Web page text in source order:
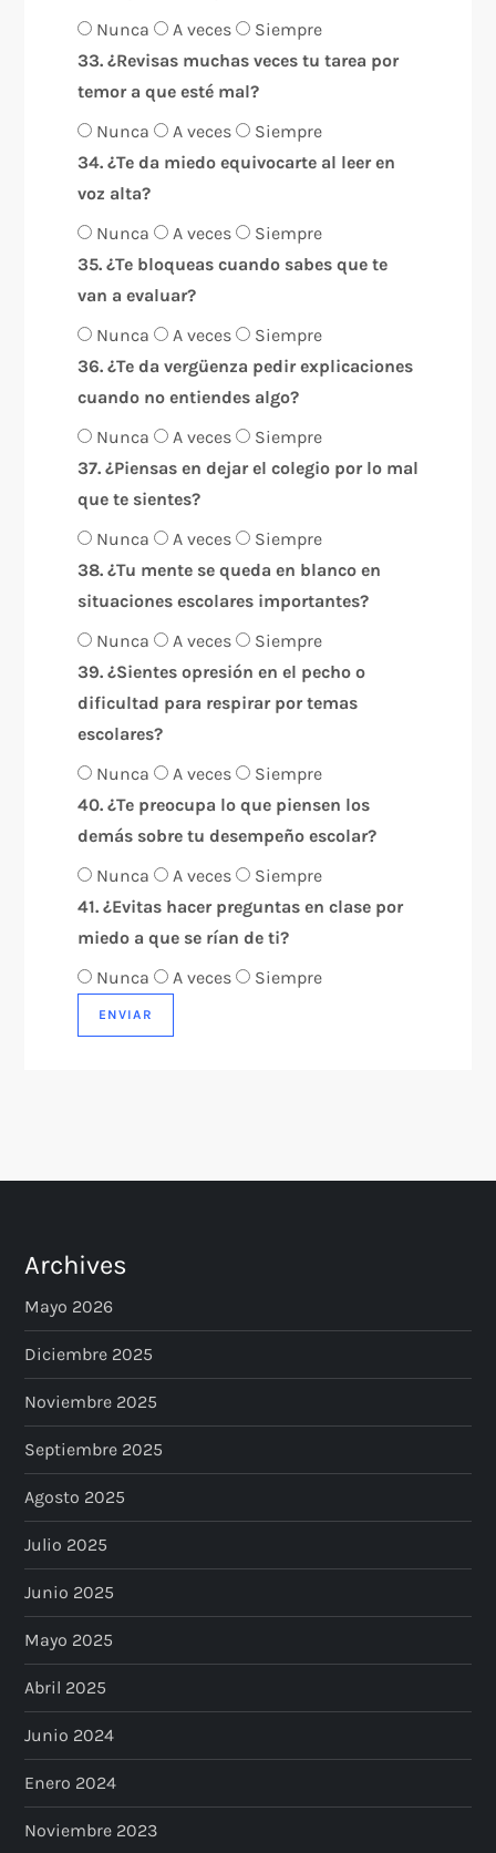
Nunca
A veces
Siempre
33. ¿Revisas muchas veces tu tarea por
temor a que esté mal?
Nunca
A veces
Siempre
34. ¿Te da miedo equivocarte al leer en
voz alta?
Nunca
A veces
Siempre
35. ¿Te bloqueas cuando sabes que te
van a evaluar?
Nunca
A veces
Siempre
36. ¿Te da vergüenza pedir explicaciones
cuando no entiendes algo?
Nunca
A veces
Siempre
37. ¿Piensas en dejar el colegio por lo mal
que te sientes?
Nunca
A veces
Siempre
38. ¿Tu mente se queda en blanco en
situaciones escolares importantes?
Nunca
A veces
Siempre
39. ¿Sientes opresión en el pecho o
dificultad para respirar por temas
escolares?
Nunca
A veces
Siempre
40. ¿Te preocupa lo que piensen los
demás sobre tu desempeño escolar?
Nunca
A veces
Siempre
41. ¿Evitas hacer preguntas en clase por
miedo a que se rían de ti?
Nunca
A veces Siempre
ENVIAR
Archives
Mayo 2026
Diciembre 2025
Noviembre 2025
Septiembre 2025
Agosto 2025
Julio 2025
Junio 2025
Mayo 2025
Abril 2025
Junio 2024
Enero 2024
Noviembre 2023